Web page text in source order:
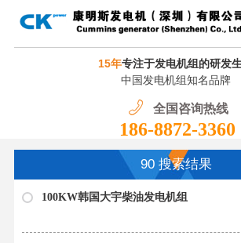
15年专注于发电机组的研发
中国发电机组知名品牌
全国咨询热线
186-8872-3360
90 搜索结果
100KW韩国大宇柴油发电机组